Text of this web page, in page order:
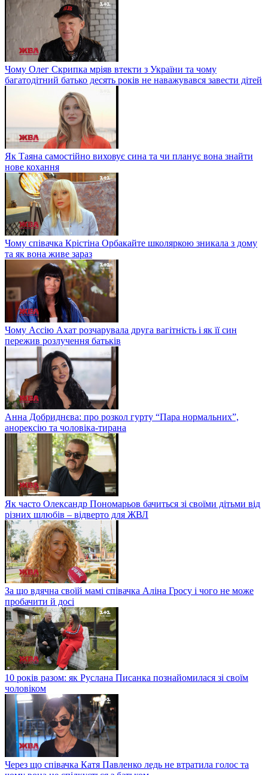
Чому Олег Скрипка мріяв втекти з України та чому
багатодітний батько десять років не наважувався завести дітей
Як Таяна самостійно виховує сина та чи планує вона знайти
нове кохання
Чому співачка Крістіна Орбакайте школяркою зникала з дому
та як вона живе зараз
Чому Ассію Ахат розчарувала друга вагітність і як її син
пережив розлучення батьків
Анна Добриднєва: про розкол гурту “Пара нормальних”,
анорексію та чоловіка-тирана
Як часто Олександр Пономарьов бачиться зі своїми дітьми від
різних шлюбів – відверто для ЖВЛ
За що вдячна своїй мамі співачка Аліна Гросу і чого не може
пробачити й досі
10 років разом: як Руслана Писанка познайомилася зі своїм
чоловіком
Через що співачка Катя Павленко ледь не втратила голос та